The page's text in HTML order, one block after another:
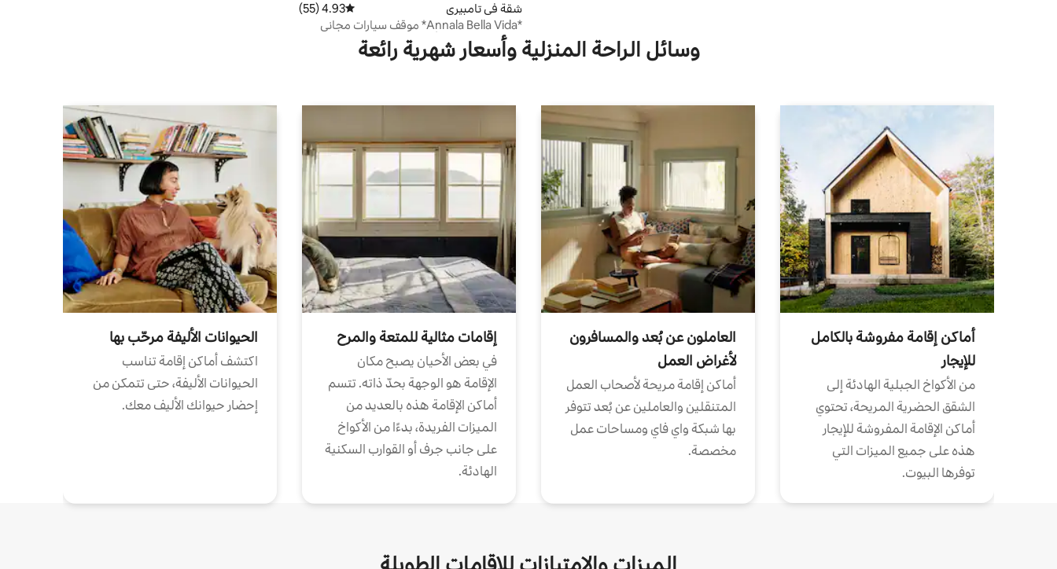
شقة في تامبيري متوسط التقييم 4.93 من 5، 55 مراجعات
4.93 (55)
*Annala Bella Vida* موقف سيارات مجاني
وساونا ومناسب للأطفال والكلاب
وسائل الراحة المنزلية وأسعار شهرية رائعة
أماكن إقامة مفروشة بالكامل
للإيجار
من الأكواخ الجبلية الهادئة إلى
الشقق الحضرية المريحة، تحتوي
أماكن الإقامة المفروشة للإيجار
هذه على جميع الميزات التي
توفرها البيوت.
العاملون عن بُعد والمسافرون
لأغراض العمل
أماكن إقامة مريحة لأصحاب العمل
المتنقلين والعاملين عن بُعد تتوفر
بها شبكة واي فاي ومساحات عمل
مخصصة.
إقامات مثالية للمتعة والمرح
في بعض الأحيان يصبح مكان
الإقامة هو الوجهة بحدّ ذاته. تتسم
أماكن الإقامة هذه بالعديد من
الميزات الفريدة، بدءًا من الأكواخ
على جانب جرف أو القوارب السكنية
الهادئة.
الحيوانات الأليفة مرحّب بها
اكتشف أماكن إقامة تناسب
الحيوانات الأليفة، حتى تتمكن من
إحضار حيوانك الأليف معك.